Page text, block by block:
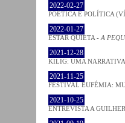
2022-02-27
POÉTICA E POLÍTICA
2022-01-27
ESTAR QUIETA - A
2021-12-28
KILIG: UMA
2021-11-25
FESTIVAL EUFÉMIA:
2021-10-25
ENTREVISTA A